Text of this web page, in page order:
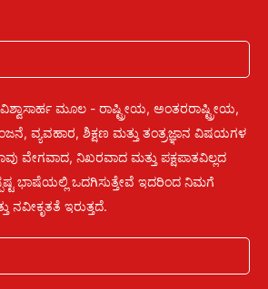
ಮೂಲ - ರಾಷ್ಟ್ರೀಯ, ಅಂತರರಾಷ್ಟ್ರೀಯ,
ವ್ಯವಹಾರ, ಶಿಕ್ಷಣ ಮತ್ತು ತಂತ್ರಜ್ಞಾನ ವಿಷಯಗಳ
ವೇಗವಾದ, ನಿಖರವಾದ ಮತ್ತು ಪಕ್ಷಪಾತವಿಲ್ಲದ
ಭಾಷೆಯಲ್ಲಿ ಒದಗಿಸುತ್ತೇವೆ ಇದರಿಂದ ನಿಮಗೆ
ಇರುತ್ತದೆ.